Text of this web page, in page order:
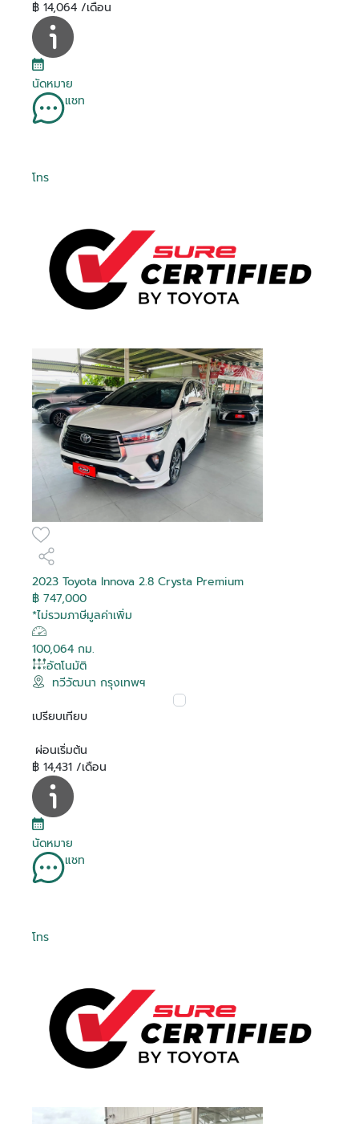
฿ 14,064 /เดือน
นัดหมาย
แชท
โทร
2023 Toyota Innova 2.8 Crysta Premium
฿ 747,000
*ไม่รวมภาษีมูลค่าเพิ่ม
100,064 กม.
อัตโนมัติ
ทวีวัฒนา กรุงเทพฯ
เปรียบเทียบ
ผ่อนเริ่มต้น
฿ 14,431 /เดือน
นัดหมาย
แชท
โทร